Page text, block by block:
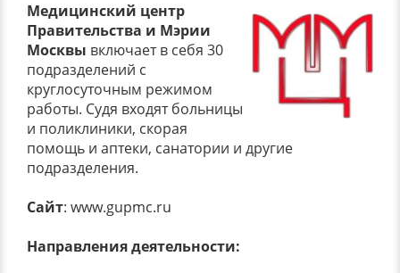
Медицинский центр
Правительства и Мэрии
Москвы включает в себя 30
подразделений с
круглосуточным режимом
работы. Судя входят больницы
и поликлиники, скорая
помощь и аптеки, санатории и другие
подразделения.
Сайт: www.gupmc.ru
Направления деятельности: